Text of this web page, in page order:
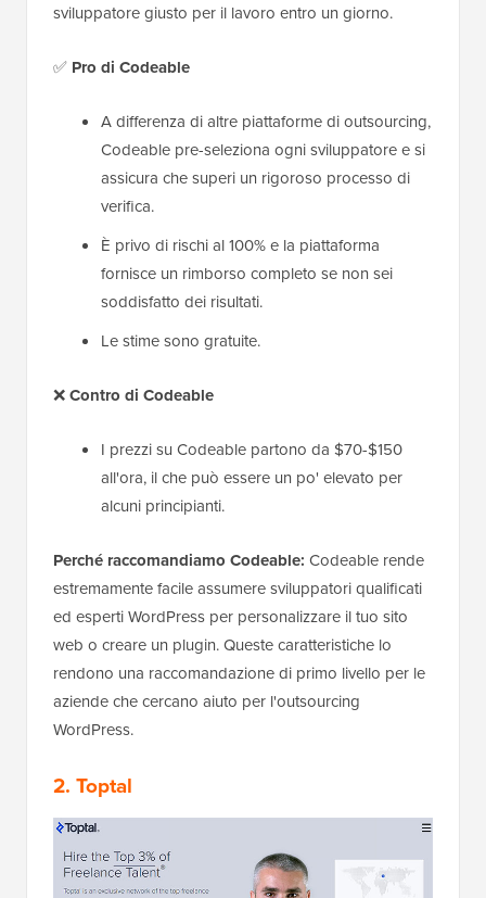
sviluppatore giusto per il lavoro entro un giorno.
✅ Pro di Codeable
A differenza di altre piattaforme di outsourcing,
Codeable pre-seleziona ogni sviluppatore e si
assicura che superi un rigoroso processo di
verifica.
È privo di rischi al 100% e la piattaforma
fornisce un rimborso completo se non sei
soddisfatto dei risultati.
Le stime sono gratuite.
❌Contro di Codeable
I prezzi su Codeable partono da $70-$150
all'ora, il che può essere un po' elevato per
alcuni principianti.
Perché raccomandiamo Codeable: Codeable rende
estremamente facile assumere sviluppatori qualificati
ed esperti WordPress per personalizzare il tuo sito
web o creare un plugin. Queste caratteristiche lo
rendono una raccomandazione di primo livello per le
aziende che cercano aiuto per l'outsourcing
WordPress.
2. Toptal